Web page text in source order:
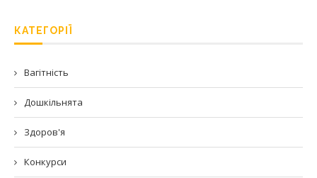
КАТЕГОРІЇ
Вагітність
Дошкільнята
Здоров'я
Конкурси